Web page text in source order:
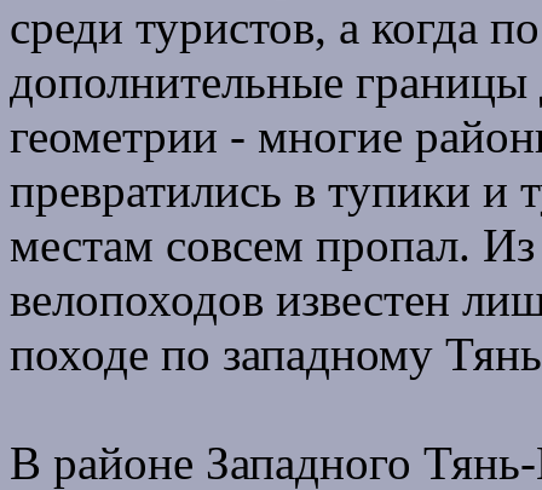
среди туристов, а когда
дополнительные границы
геометрии - многие
превратились в тупики и
местам совсем пропал.
велопоходов известен
походе по западному
В районе Западного